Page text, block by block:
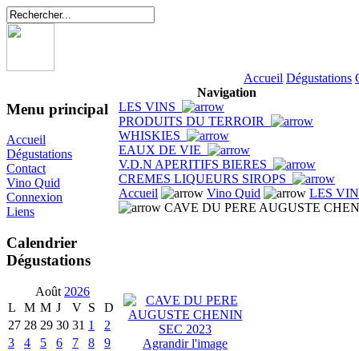
Accueil Dégustations
Menu principal
Accueil
Dégustations
Contact
Vino Quid
Connexion
Liens
Calendrier
Dégustations
Août 2026
L
M M J V S
D
27 28 29 30 31 1
2
3
4 5 6 7 8
9
Navigation
LES VINS
PRODUITS DU TERROIR
WHISKIES
EAUX DE VIE
V.D.N APERITIFS BIERES
CREMES LIQUEURS SIROPS
Accueil
Vino Quid
LES
CAVE DU PERE AUGUSTE
Agrandir l'image